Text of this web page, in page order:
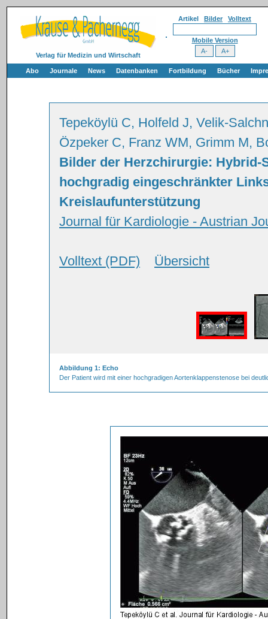
Verlag für Medizin und Wirtschaft
Artikel Bilder Volltext
Mobile Version
Abo Journale News Datenbanken Fortbildung Bücher
Tepeköylü C, Holfeld J, Velik-
Özpeker C, Franz WM, Grimm M,
Bilder der Herzchirurgie: Hybrid-
hochgradig eingeschränkter
Kreislaufunterstützung
Journal für Kardiologie - Austrian
Volltext (PDF) Übersicht
Abbildung 1: Echo
Der Patient wird mit einer hochgradigen Aortenklappenstenose bei